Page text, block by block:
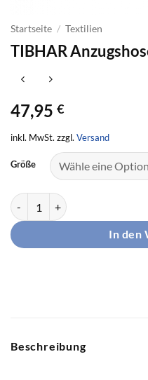
Startseite / Textilien
TIBHAR
47,95 €
inkl. MwSt. zzgl. Versand
Größe
TIBHAR Anzugshose Jura Menge
In den
Beschreibung